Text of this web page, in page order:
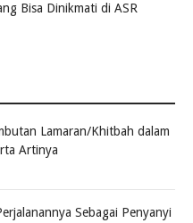
Bisa Dinikmati di ASR
Lamaran/Khitbah dalam
Artinya
Sebagai Penyanyi